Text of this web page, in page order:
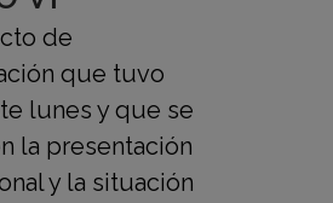
de
que tuvo
lunes y que se
la presentación
y la situación